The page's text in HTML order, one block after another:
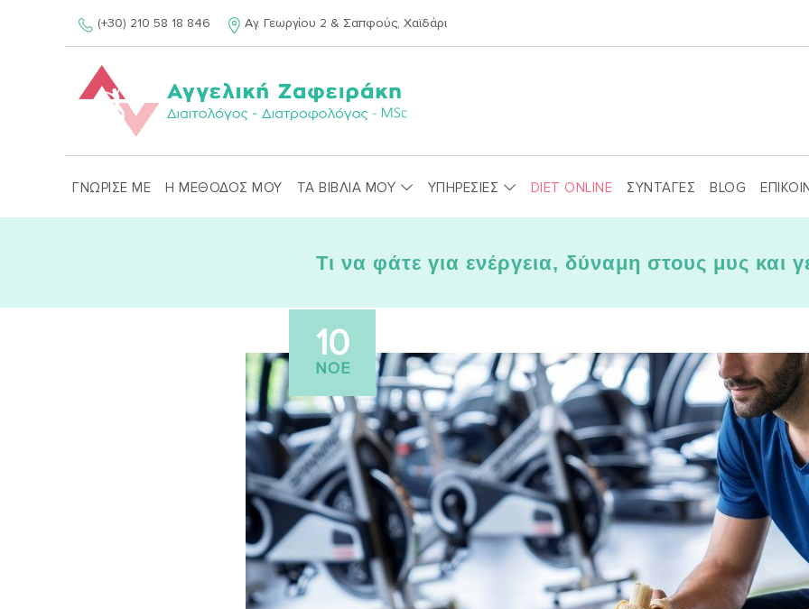
(+30) 210 58 18 846 Αγ. Γεωργίου 2 & Σαπφούς, Χαϊδάρι
ΓΝΩΡΙΣΕ ΜΕ Η ΜΕΘΟΔΟΣ ΜΟΥ ΤΑ ΒΙΒΛΙΑ ΜΟΥ ΥΠΗΡΕΣΙΕΣ DIET ONLINE ΣΥΝΤΑΓΕΣ BLOG
Τι να φάτε για ενέργεια, δύναμη στους μυς και
10
ΝΟΈ